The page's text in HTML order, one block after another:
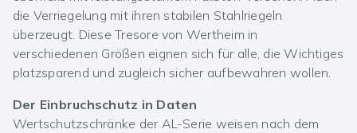
die Verriegelung mit ihren stabilen Stahlriegeln
überzeugt. Diese Tresore von Wertheim in
verschiedenen Größen eignen sich für alle, die Wichtiges
platzsparend und zugleich sicher aufbewahren wollen.
Der Einbruchschutz in Daten
Wertschutzschränke der AL-Serie weisen nach dem